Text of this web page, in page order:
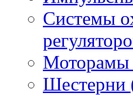
Системы
Моторамы
Шестерни